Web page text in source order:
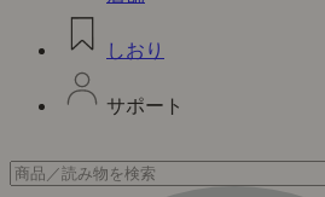
しおり
サポート